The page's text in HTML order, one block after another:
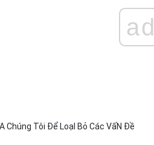
ad
Chúng Tôi Để LoạI Bỏ Các VấN Đề